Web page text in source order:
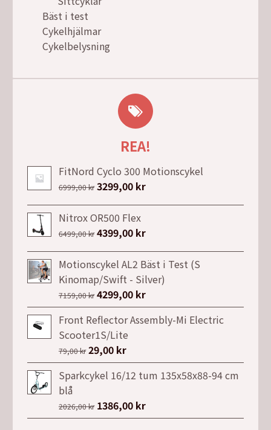
Bäst i test
Cykelhjälmar
Cykelbelysning
REA!
FitNord Cyclo 300 Motionscykel
6999,00kr Det
ursprungliga
priset
var:
3299,00 krDet
nuvarande
är:
Nitrox OR500 Flex
6499,00kr Det
ursprungliga
priset
var:
6499,00 kr.
4399,00 krDet
nuvarande
priset
är:
4399,00 kr.
Motionscykel AL2 Bäst i Test (S
Kinomap/Swift - Silver)
7159,00kr Det
ursprungliga
priset
var:
7159,00 kr.
4299,00 krDet
nuvarande
priset
Front Reflector Assembly-Mi Electric
Scooter1S/Lite
79,00kr Det
ursprungliga
priset
79,00 kr.
29,00 krDet
nuvarande
priset
29,00 kr.
Sparkcykel 16/12 tum 135x58x88-94 cm
blå
2026,00kr Det
ursprungliga
1386,00 krDet
nuvarande